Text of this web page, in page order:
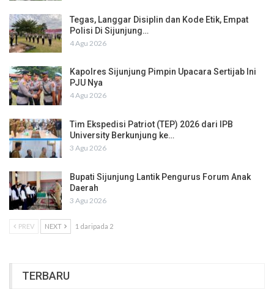
Tegas, Langgar Disiplin dan Kode Etik, Empat
Polisi Di Sijunjung…
4 Agu 2026
Kapolres Sijunjung Pimpin Upacara Sertijab Ini
PJU Nya
4 Agu 2026
Tim Ekspedisi Patriot (TEP) 2026 dari IPB
University Berkunjung ke…
3 Agu 2026
Bupati Sijunjung Lantik Pengurus Forum Anak
Daerah
3 Agu 2026
PREV NEXT 1 daripada 2
TERBARU